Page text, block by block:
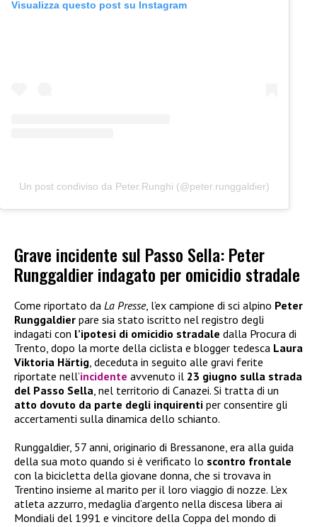
Visualizza questo post su Instagram
Un post condiviso da Peter.Runghi (@peter.runggaldier)
Grave incidente sul Passo Sella: Peter
Runggaldier indagato per omicidio stradale
Come riportato da La Presse, l’ex campione di sci alpino Peter
Runggaldier pare sia stato iscritto nel registro degli
indagati con l’ipotesi di omicidio stradale dalla Procura di
Trento, dopo la morte della ciclista e blogger tedesca Laura
Viktoria Härtig, deceduta in seguito alle gravi ferite
riportate nell’incidente avvenuto il 23 giugno sulla strada
del Passo Sella, nel territorio di Canazei. Si tratta di un
atto dovuto da parte degli inquirenti per consentire gli
accertamenti sulla dinamica dello schianto.
Runggaldier, 57 anni, originario di Bressanone, era alla guida
della sua moto quando si è verificato lo scontro frontale
con la bicicletta della giovane donna, che si trovava in
Trentino insieme al marito per il loro viaggio di nozze. L’ex
atleta azzurro, medaglia d’argento nella discesa libera ai
Mondiali del 1991 e vincitore della Coppa del mondo di